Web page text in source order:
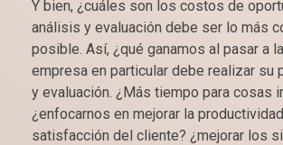
Y bien, ¿cuáles son los costos de
análisis y evaluación debe ser lo más
posible. Así, ¿qué ganamos al pasar a
empresa en particular debe realizar su
y evaluación. ¿Más tiempo para cosas
¿enfocarnos en mejorar la
satisfacción del cliente? ¿mejorar los